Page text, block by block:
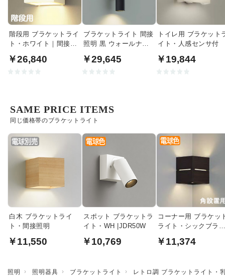
階段用 ブラケットライ
ト・ホワイト｜間接照
￥26,840
ブラケットライト 間接
照明 黒 ウォールナッ
￥29,645
トイレ用 ブラケット
イト・人感センサ付
￥19,844
同じ価格帯のブラケットライト
SAME PRICE ITEMS
白木 ブラケットライ
ト・間接照明
￥11,550
スポット ブラケットラ
イト・WH |JDR50W
￥10,769
コーナー用 ブラケッ
ライト・シックブラ
￥11,374
照明 照明器具 ブラケットライト レトロ調 ブラケットライト・